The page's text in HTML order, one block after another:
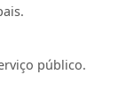
público.